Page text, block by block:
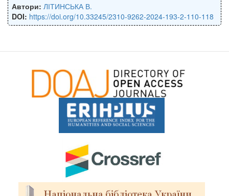
Автори: ЛІТИНСЬКА В.
DOI: https://doi.org/10.33245/2310-9262-2024-193-2-110-118